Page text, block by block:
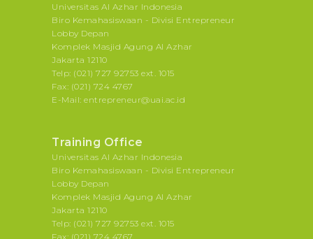
Universitas Al Azhar Indonesia
Biro Kemahasiswaan - Divisi Entrepreneur
Lobby Depan
Komplek Masjid Agung Al Azhar
Jakarta 12110
Telp: (021) 727 92753 ext. 1015
Fax: (021) 724 4767
E-Mail: entrepreneur@uai.ac.id
Training Office
Universitas Al Azhar Indonesia
Biro Kemahasiswaan - Divisi Entrepreneur
Lobby Depan
Komplek Masjid Agung Al Azhar
Jakarta 12110
Telp: (021) 727 92753 ext. 1015
Fax: (021) 724 4767